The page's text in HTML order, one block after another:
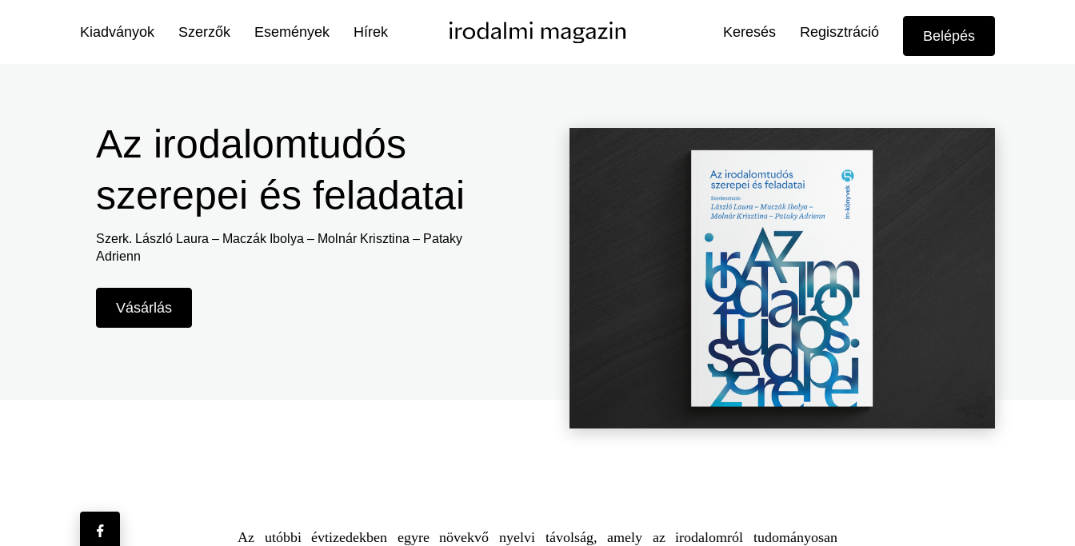
Menü
Magazin
Főmenu
Kiadványok Szerzők Események Hírek Keresés
Felhasználói
Regisztráció Belépés
Az irodalomtudós
szerepei és feladatai
Szerk. László Laura – Maczák Ibolya – Molnár Krisztina – Pataky
Adrienn
Vásárlás
Az utóbbi évtizedekben egyre növekvő nyelvi távolság, amely az irodalomról tudományosan